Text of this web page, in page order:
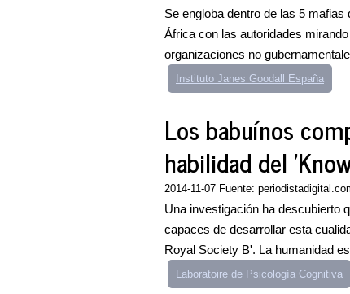
Se engloba dentro de las 5
África con las autoridades
organizaciones no
Instituto Janes Goodall España
Los babuínos
habilidad del
2014-11-07 Fuente:
Una investigación ha descubierto
capaces de desarrollar esta
Royal Society B'. La humanidad
Laboratoire de Psicología Cognitiva